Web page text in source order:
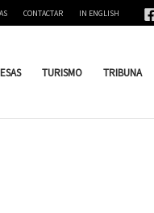
CONTACTAR IN ENGLISH
TURISMO TRIBUNA